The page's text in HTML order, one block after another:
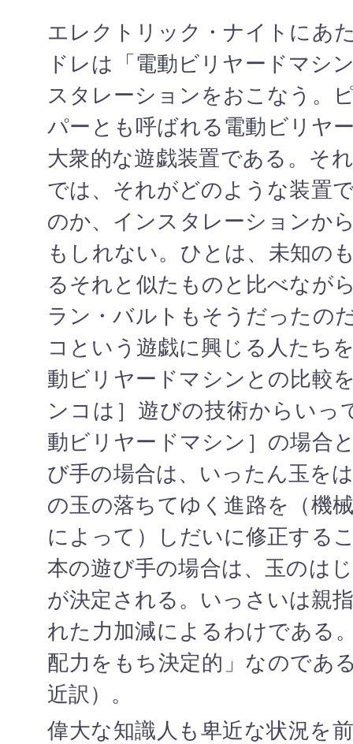
エレクトリック・ナイトにあ
ドレは「電動ビリヤードマシ
スタレーションをおこなう。
パーとも呼ばれる電動ビリヤ
大衆的な遊戯装置である。そ
では、それがどのような装置
のか、インスタレーションか
もしれない。ひとは、未知の
るそれと似たものと比べなが
ラン・バルトもそうだったの
コという遊戯に興じる人たち
動ビリヤードマシンとの比較
ンコは］遊びの技術からいっ
動ビリヤードマシン］の場合
び手の場合は、いったん玉を
の玉の落ちてゆく進路を（機
によって）しだいに修正する
本の遊び手の場合は、玉のは
が決定される。いっさいは親
れた力加減によるわけである
配力をもち決定的」なのであ
近訳）。
偉大な知識人も卑近な状況を